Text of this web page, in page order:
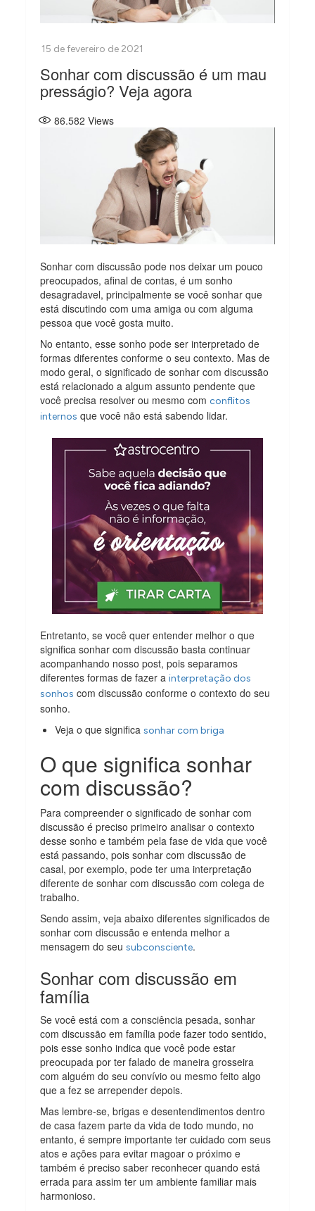
Sonhar com discussão é um mau
presságio? Veja agora
86.582 Views
Sonhar com discussão pode nos deixar um pouco
preocupados, afinal de contas, é um sonho
desagradavel, principalmente se você sonhar que
está discutindo com uma amiga ou com alguma
pessoa que você gosta muito.
No entanto, esse sonho pode ser interpretado de
formas diferentes conforme o seu contexto. Mas de
modo geral, o significado de sonhar com discussão
está relacionado a algum assunto pendente que
você precisa resolver ou mesmo comconflitos
internos que você não está sabendo lidar.
Entretanto, se você quer entender melhor o que
significa sonhar com discussão basta continuar
acompanhando nosso post, pois separamos
diferentes formas de fazer ainterpretação dos
sonhos com discussão conforme o contexto do seu
sonho.
Veja o que significasonhar com briga
O que significa sonhar
com discussão?
Para compreender o significado de sonhar com
discussão é preciso primeiro analisar o contexto
desse sonho e também pela fase de vida que você
está passando, pois sonhar com discussão de
casal, por exemplo, pode ter uma interpretação
diferente de sonhar com discussão com colega de
trabalho.
Sendo assim, veja abaixo diferentes significados de
sonhar com discussão e entenda melhor a
mensagem do seusubconsciente.
Sonhar com discussão em
família
Se você está com a consciência pesada, sonhar
com discussão em família pode fazer todo sentido,
pois esse sonho indica que você pode estar
preocupada por ter falado de maneira grosseira
com alguém do seu convívio ou mesmo feito algo
que a fez se arrepender depois.
Mas lembre-se, brigas e desentendimentos dentro
de casa fazem parte da vida de todo mundo, no
entanto, é sempre importante ter cuidado com seus
atos e ações para evitar magoar o próximo e
também é preciso saber reconhecer quando está
errada para assim ter um ambiente familiar mais
harmonioso.